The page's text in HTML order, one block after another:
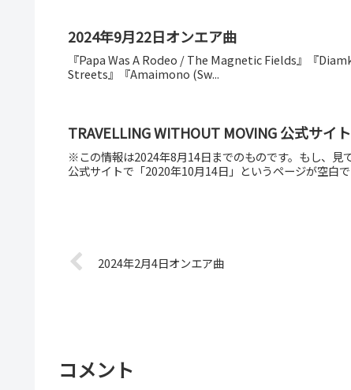
2024年9月22日オンエア曲
『Papa Was A Rodeo / The Magnetic Fields』『
Streets』『Amaimono (Sw...
TRAVELLING WITHOUT MOVING 公式サイ
※この情報は2024年8月14日までのものです。もし、
公式サイトで「2020年10月14日」というページが空白
2024年2月4日オンエア曲
コメント